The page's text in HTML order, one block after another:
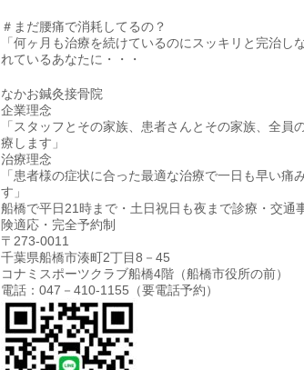
＃まだ腰痛で消耗してるの？
「何ヶ月も治療を続けているのにスッキリと完治し
れているあなたに・・・
なかお鍼灸接骨院
企業理念
「スタッフとその家族、患者さんとその家族、全員
療します」
治療理念
「患者様の症状に合った最適な治療で一日も早い痛
す」
船橋で平日21時まで・土日祝日も夜まで診療・交通
険適応・完全予約制
〒273-0011
千葉県船橋市湊町2丁目8－45
コナミスポーツクラブ船橋4階（船橋市役所の前）
電話：047－410-1155（要電話予約）